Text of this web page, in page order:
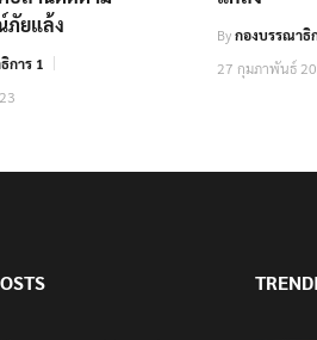
ภัยแล้ง
การ 1
Byกองบรรณาธิ
27 กุมภาพันธ์